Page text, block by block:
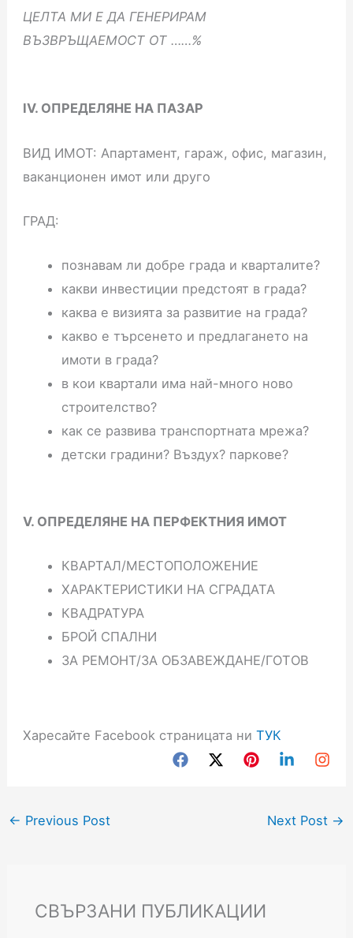
ЦЕЛТА МИ Е ДА ГЕНЕРИРАМ
ВЪЗВРЪЩАЕМОСТ ОТ ……%
IV. ОПРЕДЕЛЯНЕ НА ПАЗАР
ВИД ИМОТ: Апартамент, гараж, офис, магазин,
ваканционен имот или друго
ГРАД:
познавам ли добре града и кварталите?
какви инвестиции предстоят в града?
каква е визията за развитие на града?
какво е търсенето и предлагането на
имоти в града?
в кои квартали има най-много ново
строителство?
как се развива транспортната мрежа?
детски градини? Въздух? паркове?
V. ОПРЕДЕЛЯНЕ НА ПЕРФЕКТНИЯ ИМОТ
КВАРТАЛ/МЕСТОПОЛОЖЕНИЕ
ХАРАКТЕРИСТИКИ НА СГРАДАТА
КВАДРАТУРА
БРОЙ СПАЛНИ
ЗА РЕМОНТ/ЗА ОБЗАВЕЖДАНЕ/ГОТОВ
Харесайте Facebook страницата ни ТУК
← Previous Post Next Post →
СВЪРЗАНИ ПУБЛИКАЦИИ